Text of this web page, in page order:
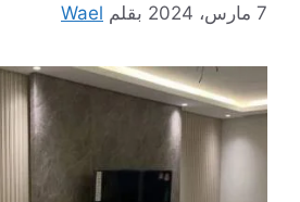
7 مارس، 2024 بقلم Wael